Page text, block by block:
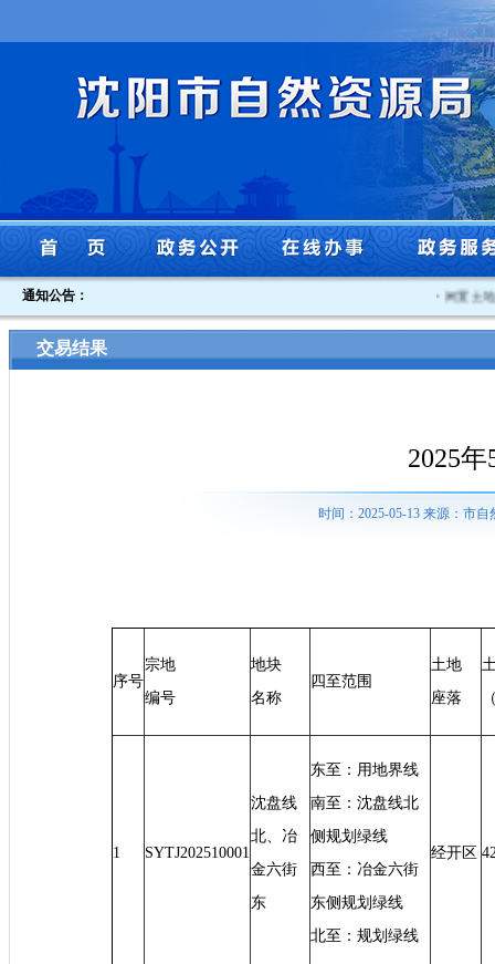
通知公告： 闲置土地
交易结果
2025
时间：2025-05-13 来源：市
序号
宗地
编号
地块
名称
四至范围
土地
座落
1 SYTJ202510001
沈盘线
北、冶
金六街
东
东至：用地界线
南至：沈盘线北
侧规划绿线
西至：冶金六街
东侧规划绿线
北至：规划绿线
经开区